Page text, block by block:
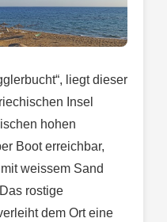
liegt dieser
Insel
hohen
Boot erreichbar,
weissem Sand
rostige
dem Ort eine